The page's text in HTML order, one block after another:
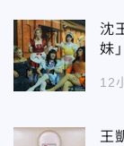
沈
妹
12
王